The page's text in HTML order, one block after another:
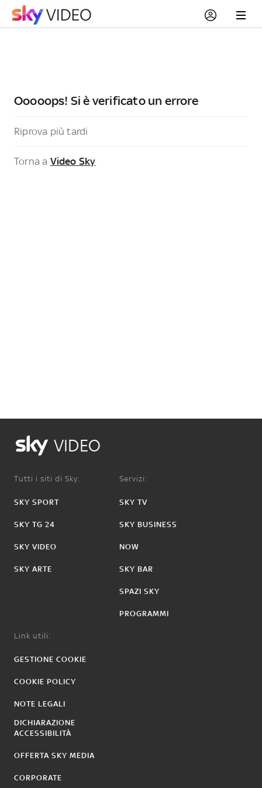
Ooooops! Si è verificato un errore
Riprova più tardi
Torna a Video Sky
VIDEO
Tutti i siti di Sky:
SKY SPORT
SKY TG 24
SKY VIDEO
SKY ARTE
Servizi:
SKY TV
SKY BUSINESS
NOW
SKY BAR
SPAZI SKY
PROGRAMMI
Link utili:
GESTIONE COOKIE
COOKIE POLICY
NOTE LEGALI
DICHIARAZIONE
ACCESSIBILITÀ
OFFERTA SKY MEDIA
CORPORATE